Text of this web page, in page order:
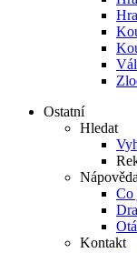
Ostatní
Hledat
Nápověda
Co
Kontakt